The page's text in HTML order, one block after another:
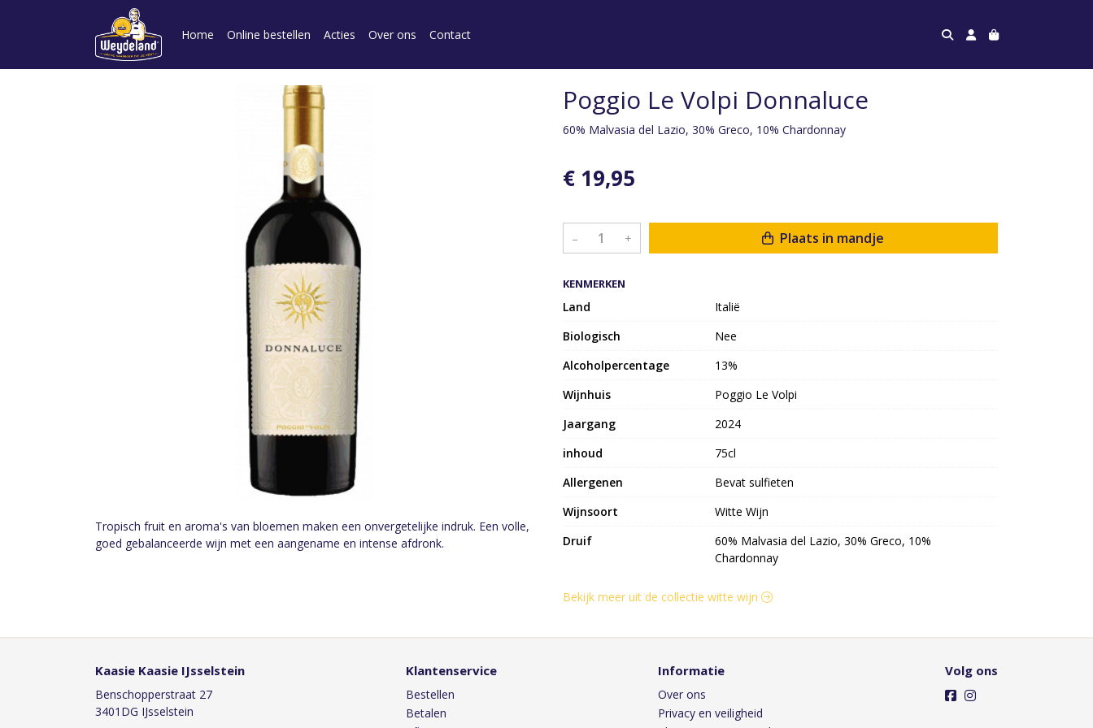
Home Online bestellen Acties Over ons Contact
Tropisch fruit en aroma's van bloemen maken een onvergetelijke indruk. Een volle,
goed gebalanceerde wijn met een aangename en intense afdronk.
Poggio Le Volpi Donnaluce
60% Malvasia del Lazio, 30% Greco, 10% Chardonnay
€ 19,95
– + Plaats in mandje
KENMERKEN
Land
Italië
Biologisch
Nee
Alcoholpercentage
13%
Wijnhuis
Poggio Le Volpi
Jaargang
2024
inhoud
75cl
Allergenen
Bevat sulfieten
Wijnsoort
Witte Wijn
Druif
60% Malvasia del Lazio, 30% Greco, 10%
Chardonnay
Bekijk meer uit de collectie witte wijn
Kaasie Kaasie IJsselstein
Benschopperstraat 27
3401DG IJsselstein
Klantenservice
Bestellen
Betalen
Informatie
Over ons
Privacy en veiligheid
Volg ons